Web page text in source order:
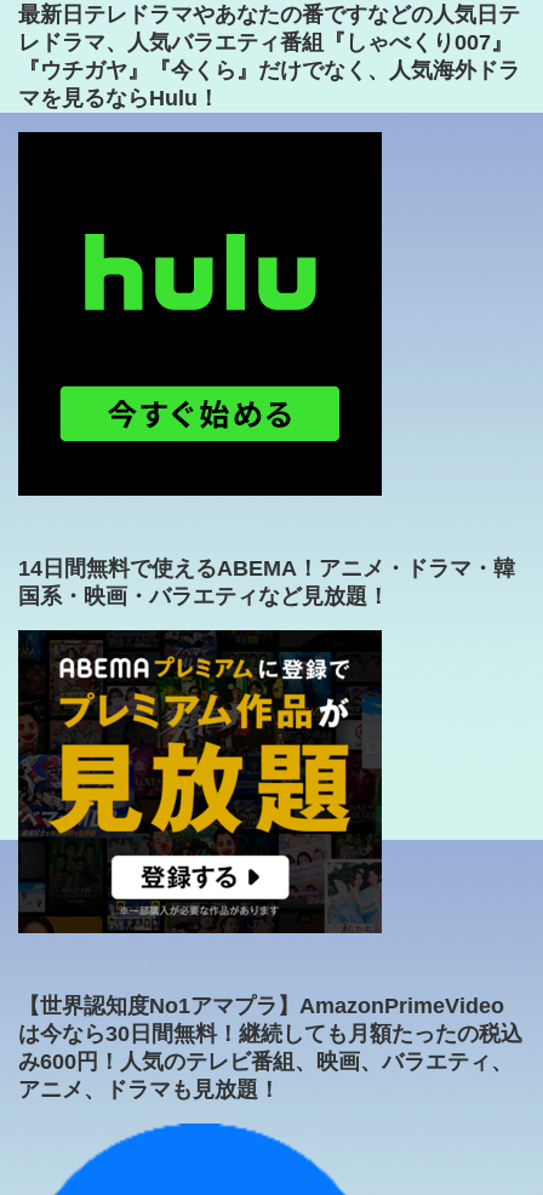
最新日テレドラマやあなたの番ですなどの人気日テ
レドラマ、人気バラエティ番組『しゃべくり007』
『ウチガヤ』『今くら』だけでなく、人気海外ドラ
マを見るならHulu！
14日間無料で使えるABEMA！アニメ・ドラマ・韓
国系・映画・バラエティなど見放題！
【世界認知度No1アマプラ】AmazonPrimeVideo
は今なら30日間無料！継続しても月額たったの税込
み600円！人気のテレビ番組、映画、バラエティ、
アニメ、ドラマも見放題！